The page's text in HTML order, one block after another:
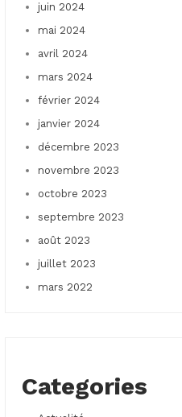
juin 2024
mai 2024
avril 2024
mars 2024
février 2024
janvier 2024
décembre 2023
novembre 2023
octobre 2023
septembre 2023
août 2023
juillet 2023
mars 2022
Categories